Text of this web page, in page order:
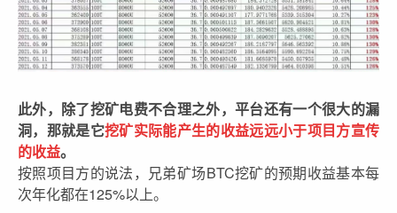
此外，除了挖矿电费不合理之外，平台还有一个很大的漏
洞，那就是它挖矿实际能产生的收益远远小于项目方宣传
的收益。
按照项目方的说法，兄弟矿场BTC挖矿的预期收益基本每
次年化都在125%以上。